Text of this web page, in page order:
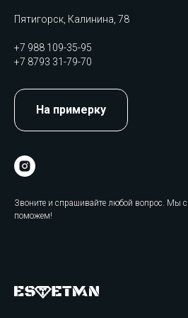
Пятигорск, Калинина, 78
+7 988 109-35-95
+7 8793 31-79-70
На примерку
Звоните и спрашивайте любой вопрос. Мы
поможем!